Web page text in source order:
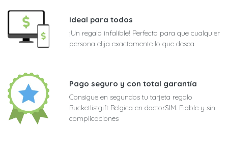
Ideal para todos
¡Un regalo infalible! Perfecto para que cualquier
persona elija exactamente lo que desea
Pago seguro y con total garantía
Consigue en segundos tu tarjeta regalo
Bucketlistgift Belgica en doctorSIM. Fiable y sin
complicaciones